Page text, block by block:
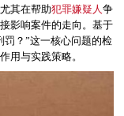
其在帮助犯罪嫌疑人 争
影响案件的走向。基于
罚？”这一核心问题的检
用与实践策略。